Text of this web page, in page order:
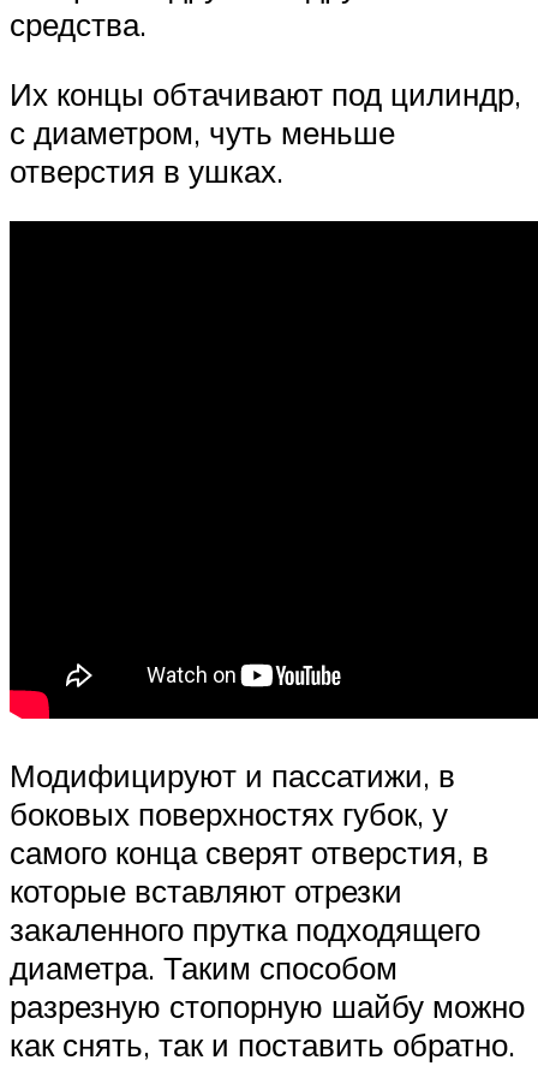
средства.
Их концы обтачивают под цилиндр,
с диаметром, чуть меньше
отверстия в ушках.
Модифицируют и пассатижи, в
боковых поверхностях губок, у
самого конца сверят отверстия, в
которые вставляют отрезки
закаленного прутка подходящего
диаметра. Таким способом
разрезную стопорную шайбу можно
как снять, так и поставить обратно.